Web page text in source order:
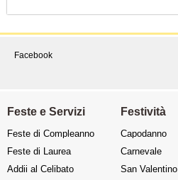
Facebook
Feste e Servizi
Feste di Compleanno
Feste di Laurea
Addii al Celibato
Festività
Capodanno
Carnevale
San Valentino